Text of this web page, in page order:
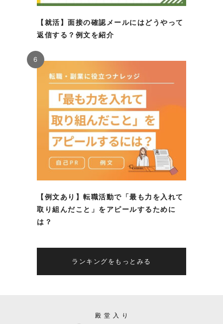
【就活】面接の確認メールにはどうやって
返信する？例文を紹介
【例文あり】転職活動で「最も力を入れて
取り組んだこと」をアピールするために
は？
6
ランキングをもっとみる
殿堂入り